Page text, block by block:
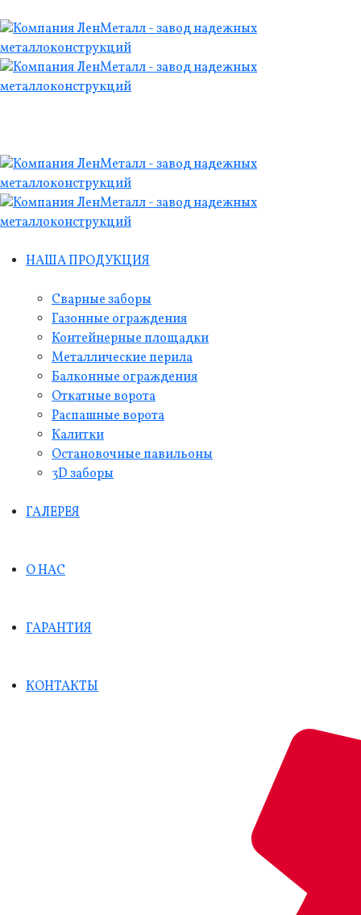
НАША ПРОДУКЦИЯ
Сварные заборы
Газонные ограждения
Контейнерные площадки
Металлические перила
Балконные ограждения
Откатные ворота
Распашные ворота
Калитки
Остановочные павильоны
3D заборы
ГАЛЕРЕЯ
О НАС
ГАРАНТИЯ
КОНТАКТЫ